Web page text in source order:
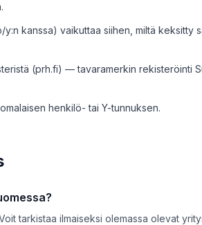
kanssa) vaikuttaa siihen, miltä keksitty
(prh.fi) — tavaramerkin rekisteröinti
henkilö- tai Y-tunnuksen.
tarkistaa ilmaiseksi olemassa olevat